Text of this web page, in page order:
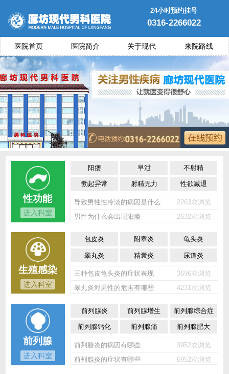
24小时预约挂号
0316-2266022
医院首页 医院简介 关于现代 来院路线
性功能
进入科室
阳痿 早泄 不射精
勃起异常 射精无力 性欲减退
导致男性性冷淡的病因是什么
2263次浏览
男性为什么会出现阳痿
2632次浏览
生殖感染
进入科室
包皮炎 附睾炎 龟头炎
睾丸炎 精囊炎 尿道炎
三种包皮龟头炎的症状表现
3696次浏览
睾丸炎对男性的危害有哪些
4231次浏览
前列腺
进入科室
前列腺炎 前列腺增生 前列腺综合症
前列腺钙化 前列腺痛 前列腺肥大
前列腺炎的病因有哪些
3952次浏览
前列腺炎的症状有哪些
6952次浏览